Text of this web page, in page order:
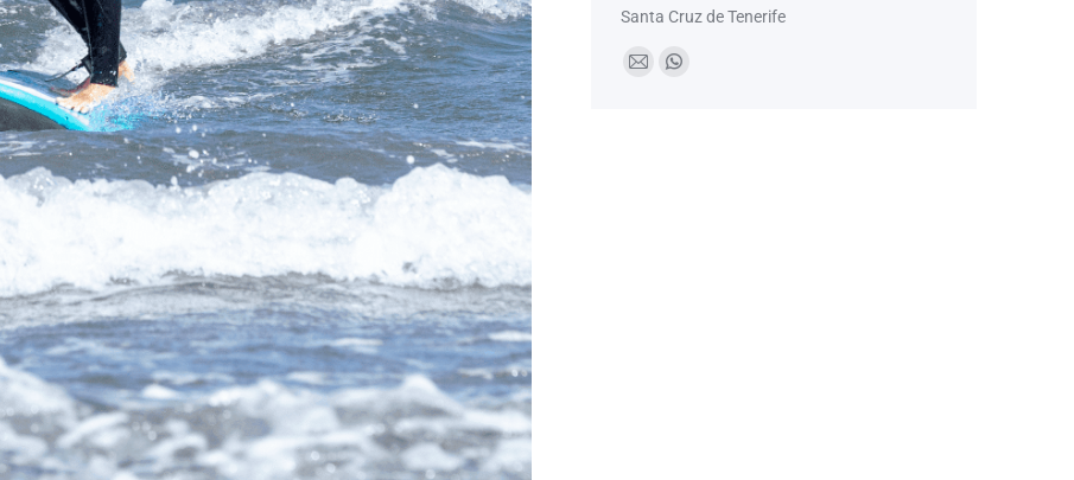
Santa Cruz de Tenerife
Encuéntranos en:
Mail Whatsapp